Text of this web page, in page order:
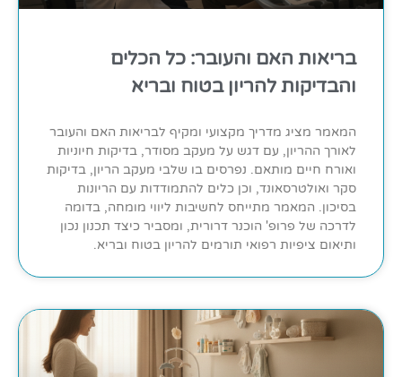
בריאות האם והעובר: כל הכלים
והבדיקות להריון בטוח ובריא
המאמר מציג מדריך מקצועי ומקיף לבריאות האם והעובר
לאורך ההריון, עם דגש על מעקב מסודר, בדיקות חיוניות
ואורח חיים מותאם. נפרסים בו שלבי מעקב הריון, בדיקות
סקר ואולטרסאונד, וכן כלים להתמודדות עם הריונות
בסיכון. המאמר מתייחס לחשיבות ליווי מומחה, בדומה
לדרכה של פרופ' הוכנר דרורית, ומסביר כיצד תכנון נכון
ותיאום ציפיות רפואי תורמים להריון בטוח ובריא.